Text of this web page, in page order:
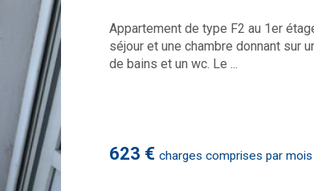
623 € charges comprises par mois
Appartement de type F2 au 1er
séjour et une chambre donnant sur
de bains et un wc. Le ...